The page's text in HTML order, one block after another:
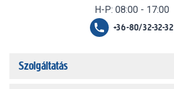
H-P: 08:00 - 17:00
+36-80/32-32-32
Szolgáltatás